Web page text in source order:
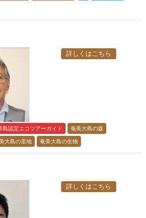
詳しくはこちら
島認定エコツアーガイド 奄美大島の森
大島の里地 奄美大島の生物
詳しくはこちら